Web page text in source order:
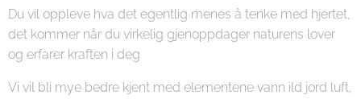
Du vil oppleve hva det egentlig menes å tenke med hjertet,
det kommer når du virkelig gjenoppdager naturens lover
og erfarer kraften i deg
Vi vil bli mye bedre kjent med elementene vann ild jord luft,